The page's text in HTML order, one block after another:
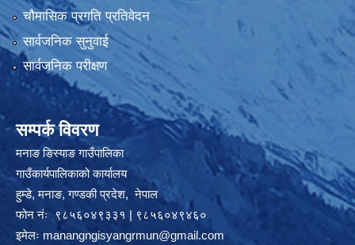
चौमासिक प्रगति प्रतिवेदन
सार्वजनिक सुनुवाई
सार्वजनिक परीक्षण
सम्पर्क विवरण
मनाङ ङिस्याङ गाउँपालिका
गाउँकार्यपालिकाको कार्यालय
हुम्डे, मनाङ, गण्डकी प्रदेश, ‍ नेपाल
फोन नंः ९८५६०४९३३१ | ९८५६०४९४६०
इमेलः manangngisyangrmun@gmail.com